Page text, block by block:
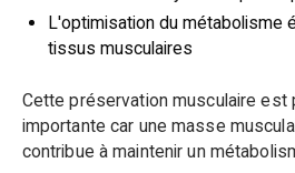
-10% Avec le
Aller sur le site
Je ne veux pas
L'optimisation du métabolisme
tissus musculaires
Cette préservation musculaire est
importante car une masse
contribue à maintenir un